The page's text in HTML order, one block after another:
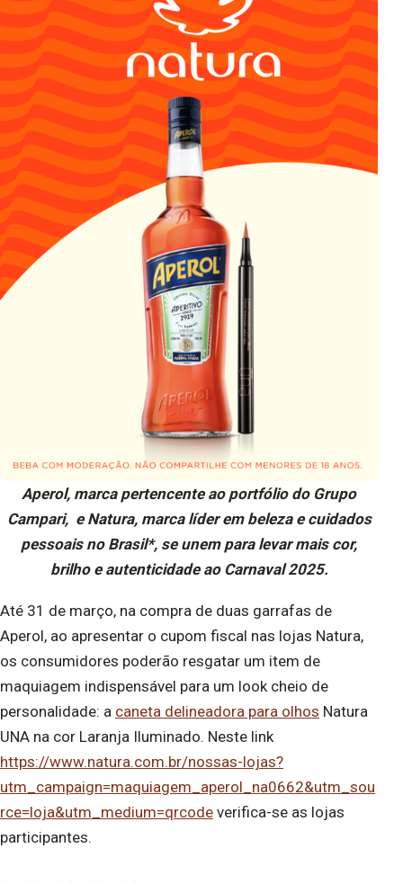
Aperol, marca pertencente ao portfólio do Grupo
Campari, e Natura, marca líder em beleza e cuidados
pessoais no Brasil*, se unem para levar mais cor,
brilho e autenticidade ao Carnaval 2025.
Até 31 de março, na compra de duas garrafas de
Aperol, ao apresentar o cupom fiscal nas lojas Natura,
os consumidores poderão resgatar um item de
maquiagem indispensável para um look cheio de
personalidade: a caneta delineadora para olhos Natura
UNA na cor Laranja Iluminado. Neste link
https://www.natura.com.br/nossas-lojas?
utm_campaign=maquiagem_aperol_na0662&utm_sou
rce=loja&utm_medium=qrcode verifica-se as lojas
participantes.